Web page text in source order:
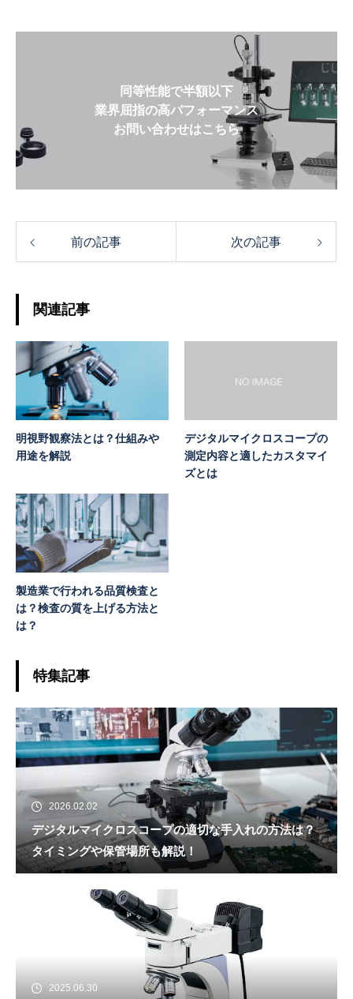
同等性能で半額以下
業界屈指の高パフォーマンス
お問い合わせはこちら
前の記事 次の記事
関連記事
明視野観察法とは？仕組みや
用途を解説
デジタルマイクロスコープの
測定内容と適したカスタマイ
ズとは
製造業で行われる品質検査と
は？検査の質を上げる方法と
は？
特集記事
2026.02.02
デジタルマイクロスコープの適切な手入れの方法は？
タイミングや保管場所も解説！
2025.06.30